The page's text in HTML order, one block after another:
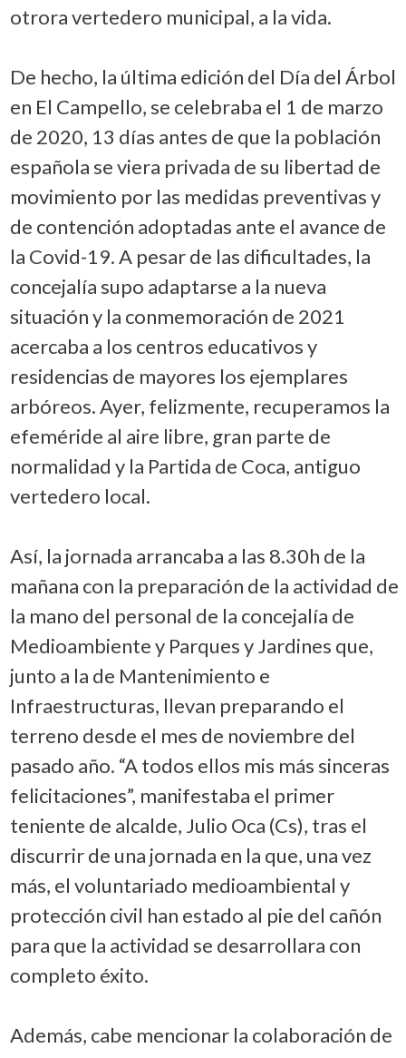
otrora vertedero municipal, a la vida.
De hecho, la última edición del Día del Árbol
en El Campello, se celebraba el 1 de marzo
de 2020, 13 días antes de que la población
española se viera privada de su libertad de
movimiento por las medidas preventivas y
de contención adoptadas ante el avance de
la Covid-19. A pesar de las dificultades, la
concejalía supo adaptarse a la nueva
situación y la conmemoración de 2021
acercaba a los centros educativos y
residencias de mayores los ejemplares
arbóreos. Ayer, felizmente, recuperamos la
efeméride al aire libre, gran parte de
normalidad y la Partida de Coca, antiguo
vertedero local.
Así, la jornada arrancaba a las 8.30h de la
mañana con la preparación de la actividad de
la mano del personal de la concejalía de
Medioambiente y Parques y Jardines que,
junto a la de Mantenimiento e
Infraestructuras, llevan preparando el
terreno desde el mes de noviembre del
pasado año. “A todos ellos mis más sinceras
felicitaciones”, manifestaba el primer
teniente de alcalde, Julio Oca (Cs), tras el
discurrir de una jornada en la que, una vez
más, el voluntariado medioambiental y
protección civil han estado al pie del cañón
para que la actividad se desarrollara con
completo éxito.
Además, cabe mencionar la colaboración de